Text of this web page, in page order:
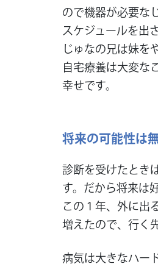
ので機器が必要な
スケジュールを出
じゅなの兄は妹を
自宅療養は大変な
幸せです。
将来の可能性は
診断を受けたとき
す。だから将来は
この１年、外に出
増えたので、行く
病気は大きなハー